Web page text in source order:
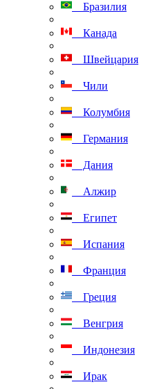
Бразилия
Канада
Швейцария
Чили
Колумбия
Германия
Дания
Алжир
Египет
Испания
Франция
Греция
Венгрия
Индонезия
Ирак